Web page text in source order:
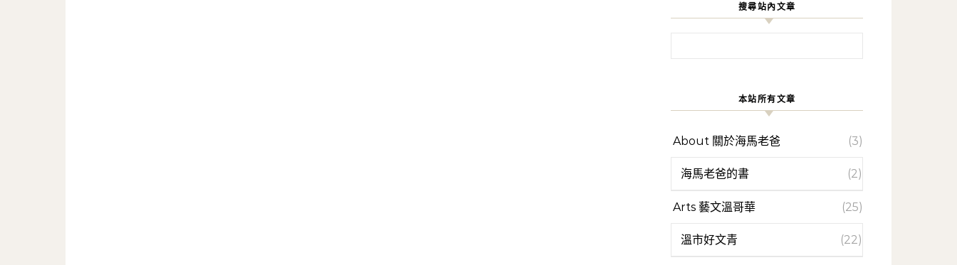
搜尋站內文章
本站所有文章
About 關於海馬老爸 (3)
海馬老爸的書 (2)
Arts 藝文溫哥華 (25)
溫市好文青 (22)